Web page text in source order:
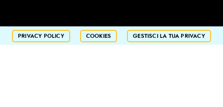
PRIVACY POLICY COOKIES GESTISCI LA TUA PRIVACY